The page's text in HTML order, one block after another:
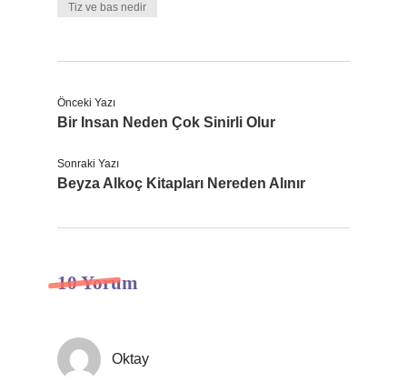
Tiz ve bas nedir
Önceki Yazı
Bir Insan Neden Çok Sinirli Olur
Sonraki Yazı
Beyza Alkoç Kitapları Nereden Alınır
10 Yorum
Oktay